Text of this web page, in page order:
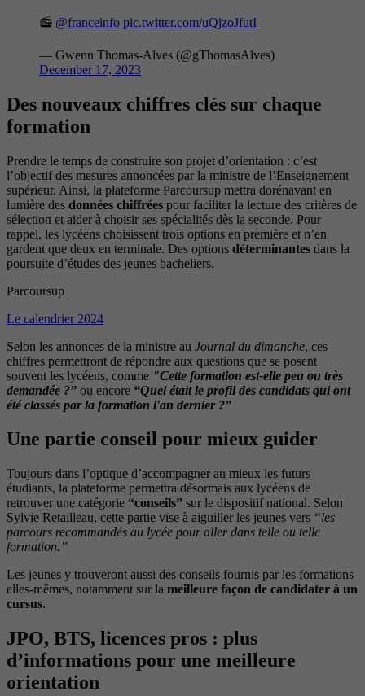
📻 @franceinfo pic.twitter.com/uQjzoJfutI
— Gwenn Thomas-Alves (@gThomasAlves)
December 17, 2023
Des nouveaux chiffres clés sur chaque
formation
Prendre le temps de construire son projet d’orientation : c’est
l’objectif des mesures annoncées par la ministre de l’Enseignement
supérieur. Ainsi, la plateforme Parcoursup mettra dorénavant en
lumière des données chiffrées pour faciliter la lecture des critères de
sélection et aider à choisir ses spécialités dès la seconde. Pour
rappel, les lycéens choisissent trois options en première et n’en
gardent que deux en terminale. Des options déterminantes dans la
poursuite d’études des jeunes bacheliers.
Parcoursup
Le calendrier 2024
Selon les annonces de la ministre au Journal du dimanche, ces
chiffres permettront de répondre aux questions que se posent
souvent les lycéens, comme "Cette formation est-elle peu ou très
demandée ?” ou encore “Quel était le profil des candidats qui ont
été classés par la formation l'an dernier ?”
Une partie conseil pour mieux guider
Toujours dans l’optique d’accompagner au mieux les futurs
étudiants, la plateforme permettra désormais aux lycéens de
retrouver une catégorie “conseils” sur le dispositif national. Selon
Sylvie Retailleau, cette partie vise à aiguiller les jeunes vers “les
parcours recommandés au lycée pour aller dans telle ou telle
formation.”
Les jeunes y trouveront aussi des conseils fournis par les formations
elles-mêmes, notamment sur la meilleure façon de candidater à un
cursus.
JPO, BTS, licences pros : plus
d’informations pour une meilleure
orientation